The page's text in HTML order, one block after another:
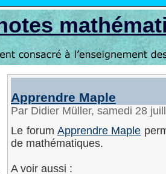
Apprendre Maple
Par Didier Müller, samedi 28
Le forum Apprendre Maple
de mathématiques.
A voir aussi :